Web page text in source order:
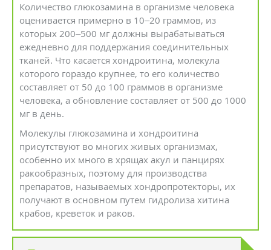
Количество глюкозамина в организме человека
оценивается примерно в 10–20 граммов, из
которых 200–500 мг должны вырабатываться
ежедневно для поддержания соединительных
тканей. Что касается хондроитина, молекула
которого гораздо крупнее, то его количество
составляет от 50 до 100 граммов в организме
человека, а обновление составляет от 500 до 1000
мг в день.
Молекулы глюкозамина и хондроитина
присутствуют во многих живых организмах,
особенно их много в хрящах акул и панцирях
ракообразных, поэтому для производства
препаратов, называемых хондропротекторы, их
получают в основном путем гидролиза хитина
крабов, креветок и раков.